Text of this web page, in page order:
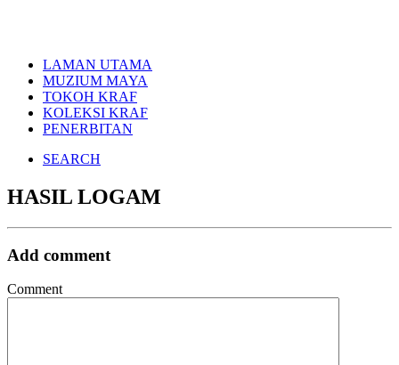
LAMAN UTAMA
MUZIUM MAYA
TOKOH KRAF
KOLEKSI KRAF
PENERBITAN
SEARCH
HASIL LOGAM
Add comment
Comment